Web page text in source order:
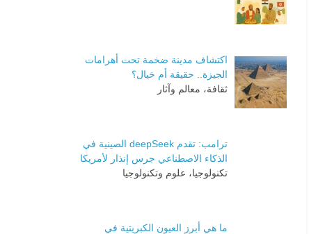
اكتشاف مدينة ضخمة تحت أهرامات
الجيزة.. حقيقة أم خيال؟
ثقافة، معالم وآثار
ترامب: تقدم deepSeek الصينية في
الذكاء الاصطناعي جرس إنذار لأمريكا
تكنولوجيا، علوم وتكنولوجيا
ما هي أبرز العيون الكبريتية في